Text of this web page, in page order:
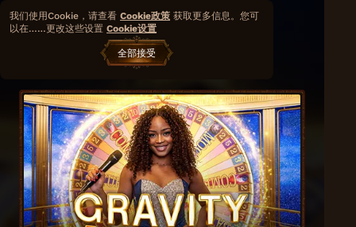
Gravity Wheel
我们使用Cookie，请查看 Cookie政策 获取更多信息。您可
以在……更改这些设置 Cookie设置
全部接受